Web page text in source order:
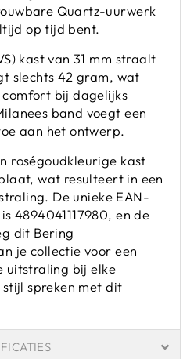
Quartz-uurwerk
op tijd bent.
kast van 31 mm straalt
slechts 42 gram, wat
bij dagelijks
band voegt een
aan het ontwerp.
roségoudkleurige kast
wat resulteert in een
De unieke EAN-
4894041117980, en de
dit Bering
je collectie voor een
uitstraling bij elke
spreken met dit